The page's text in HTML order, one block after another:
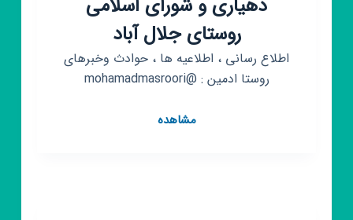
دهیاری و شورای اسلامی
روستای جلال آباد
اطلاع رسانی ، اطلاعیه ها ، حوادث وخبرهای
روستا ادمین : @mohamadmasroori
مشاهدهکانال